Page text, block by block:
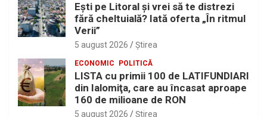
Eşti pe Litoral şi vrei să te distrezi
fără cheltuială? Iată oferta „În ritmul
Verii”
5 august 2026 Ştirea
ECONOMIC POLITICĂ
LISTA cu primii 100 de LATIFUNDIARI
din Ialomiţa, care au încasat aproape
160 de milioane de RON
5 august 2026 Ştirea